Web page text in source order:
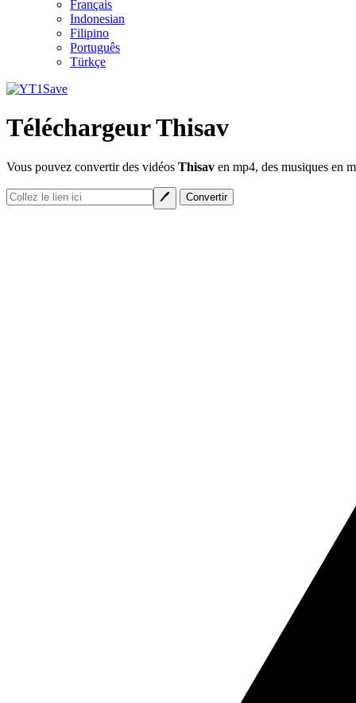
Français
Indonesian
Filipino
Português
Türkçe
Téléchargeur Thisav
Vous pouvez convertir des vidéos Thisav en mp4, des musiques en